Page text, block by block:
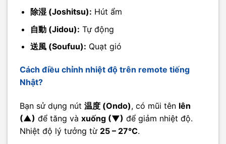
除湿 (Joshitsu): Hút ẩm
自動 (Jidou): Tự động
送風 (Soufuu): Quạt gió
Cách điều chỉnh nhiệt độ trên remote tiếng
Nhật?
Bạn sử dụng nút 温度 (Ondo), có mũi tên lên
(▲) để tăng và xuống (▼) để giảm nhiệt độ.
Nhiệt độ lý tưởng từ 25 – 27°C.